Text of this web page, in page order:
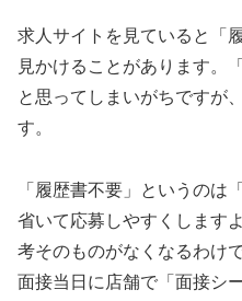
求人サイトを見ていると「
見かけることがあります。
と思ってしまいがちですが
す。
「履歴書不要」というのは
省いて応募しやすくします
考そのものがなくなるわけ
面接当日に店舗で「面接シ